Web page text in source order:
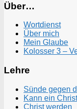
Über…
Wortdienst
Über mich
Mein Glaube
Kolosser 3 –
Lehre
Sünde gegen
Kann ein
Christ werden